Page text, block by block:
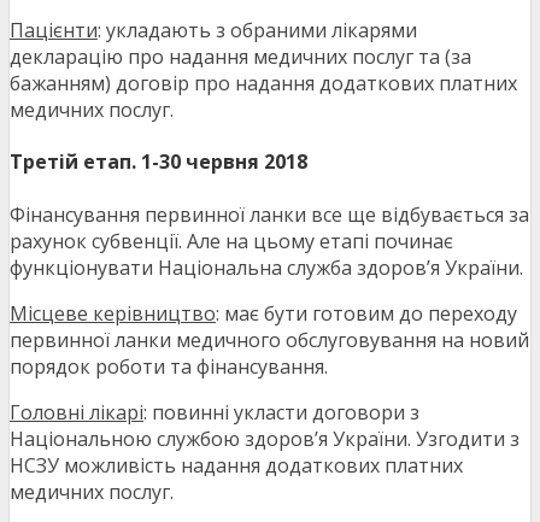
Пацієнти: укладають з обраними лікарями
декларацію про надання медичних послуг та (за
бажанням) договір про надання додаткових платних
медичних послуг.
Третій етап. 1-30 червня 2018
Фінансування первинної ланки все ще відбувається за
рахунок субвенції. Але на цьому етапі починає
функціонувати Національна служба здоров’я України.
Місцеве керівництво: має бути готовим до переходу
первинної ланки медичного обслуговування на новий
порядок роботи та фінансування.
Головні лікарі: повинні укласти договори з
Національною службою здоров’я України. Узгодити з
НСЗУ можливість надання додаткових платних
медичних послуг.